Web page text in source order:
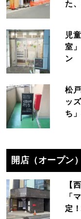
た
児
室
ン
松
ッ
ち
開店（オープン
【
「
定